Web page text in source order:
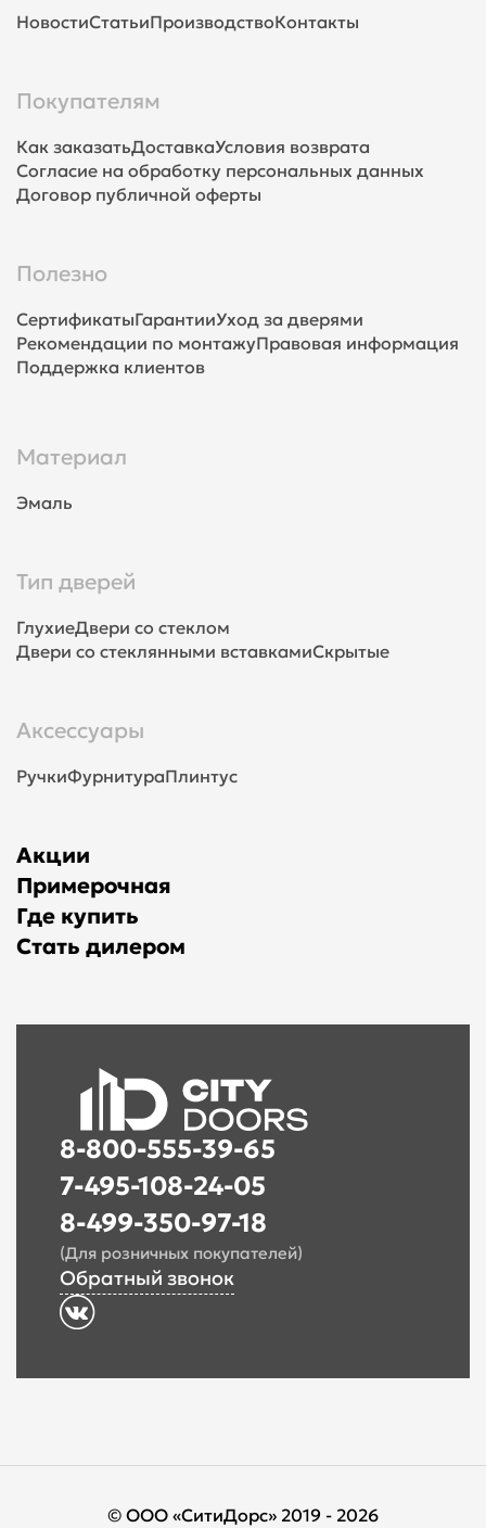
НовостиСтатьиПроизводствоКонтакты
Покупателям
Как заказатьДоставкаУсловия возврата
Согласие на обработку персональных данных
Договор публичной оферты
Полезно
СертификатыГарантииУход за дверями
Рекомендации по монтажуПравовая информация
Поддержка клиентов
Материал
Эмаль
Тип дверей
ГлухиеДвери со стеклом
Двери со стеклянными вставкамиСкрытые
Аксессуары
РучкиФурнитураПлинтус
Акции
Примерочная
Где купить
Стать дилером
8-800-555-39-65
7-495-108-24-05
8-499-350-97-18
(Для розничных покупателей)
Обратный звонок
© ООО «СитиДорс» 2019 - 2026